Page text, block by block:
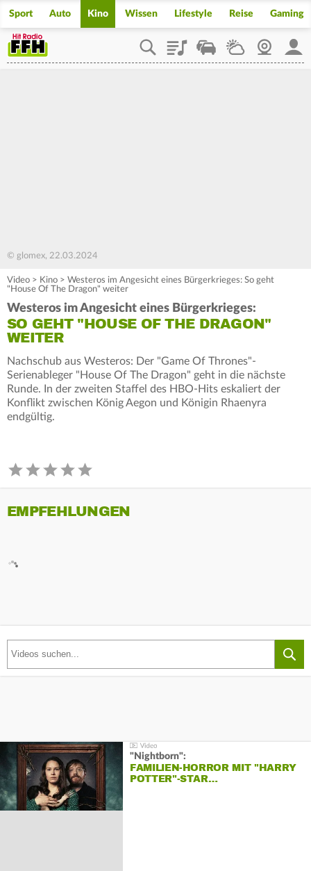
Sport Auto Kino Wissen Lifestyle Reise Gaming
PlaylistStaupilotWetterWebcam
© glomex, 22.03.2024
Video > Kino > Westeros im Angesicht eines Bürgerkrieges: So geht
"House Of The Dragon" weiter
Westeros im Angesicht eines Bürgerkrieges:
SO GEHT "HOUSE OF THE DRAGON"
WEITER
Nachschub aus Westeros: Der "Game Of Thrones"-
Serienableger "House Of The Dragon" geht in die nächste
Runde. In der zweiten Staffel des HBO-Hits eskaliert der
Konflikt zwischen König Aegon und Königin Rhaenyra
endgültig.
EMPFEHLUNGEN
"Nightborn":
FAMILIEN-HORROR MIT "HARRY
POTTER"-STAR…